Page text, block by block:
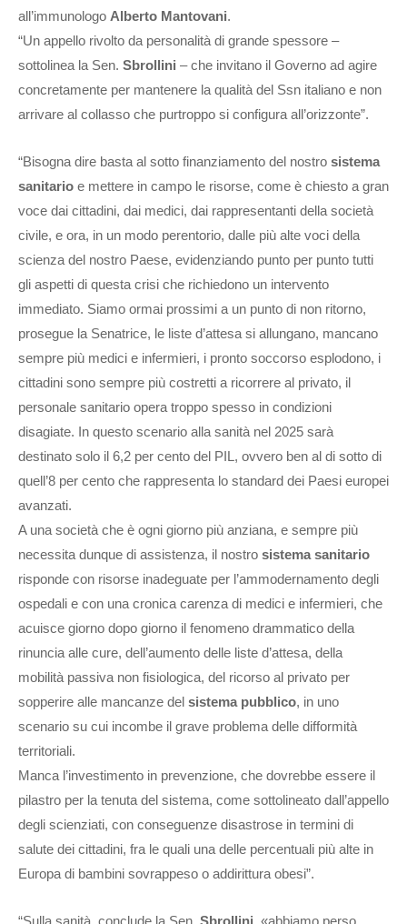
all’immunologo Alberto Mantovani.
“Un appello rivolto da personalità di grande spessore –
sottolinea la Sen. Sbrollini – che invitano il Governo ad agire
concretamente per mantenere la qualità del Ssn italiano e non
arrivare al collasso che purtroppo si configura all’orizzonte”.
“Bisogna dire basta al sotto finanziamento del nostro sistema
sanitario e mettere in campo le risorse, come è chiesto a gran
voce dai cittadini, dai medici, dai rappresentanti della società
civile, e ora, in un modo perentorio, dalle più alte voci della
scienza del nostro Paese, evidenziando punto per punto tutti
gli aspetti di questa crisi che richiedono un intervento
immediato. Siamo ormai prossimi a un punto di non ritorno,
prosegue la Senatrice, le liste d’attesa si allungano, mancano
sempre più medici e infermieri, i pronto soccorso esplodono, i
cittadini sono sempre più costretti a ricorrere al privato, il
personale sanitario opera troppo spesso in condizioni
disagiate. In questo scenario alla sanità nel 2025 sarà
destinato solo il 6,2 per cento del PIL, ovvero ben al di sotto di
quell’8 per cento che rappresenta lo standard dei Paesi europei
avanzati.
A una società che è ogni giorno più anziana, e sempre più
necessita dunque di assistenza, il nostro sistema sanitario
risponde con risorse inadeguate per l’ammodernamento degli
ospedali e con una cronica carenza di medici e infermieri, che
acuisce giorno dopo giorno il fenomeno drammatico della
rinuncia alle cure, dell’aumento delle liste d’attesa, della
mobilità passiva non fisiologica, del ricorso al privato per
sopperire alle mancanze del sistema pubblico, in uno
scenario su cui incombe il grave problema delle difformità
territoriali.
Manca l’investimento in prevenzione, che dovrebbe essere il
pilastro per la tenuta del sistema, come sottolineato dall’appello
degli scienziati, con conseguenze disastrose in termini di
salute dei cittadini, fra le quali una delle percentuali più alte in
Europa di bambini sovrappeso o addirittura obesi”.
“Sulla sanità, conclude la Sen. Sbrollini, «abbiamo perso